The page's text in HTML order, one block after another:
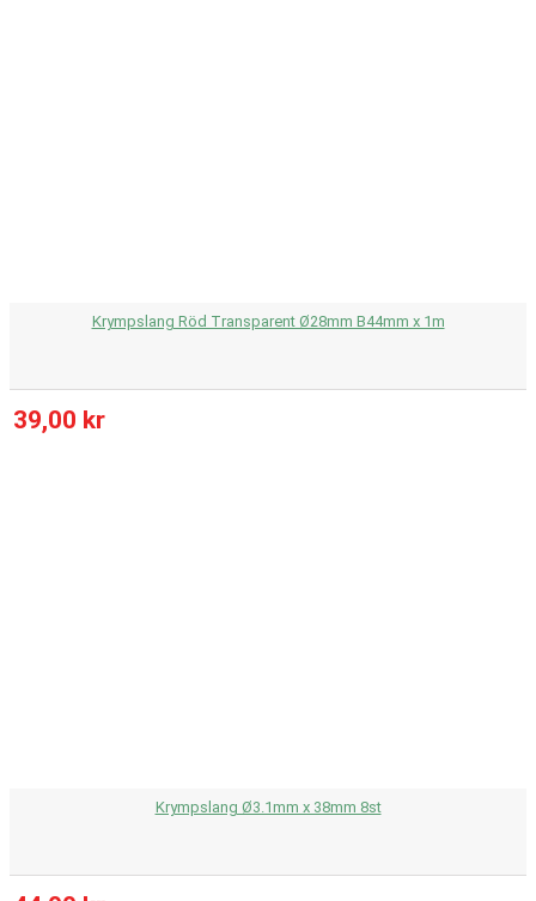
Krympslang Röd Transparent Ø28mm B44mm x 1m
39,00 kr
Krympslang Ø3.1mm x 38mm 8st